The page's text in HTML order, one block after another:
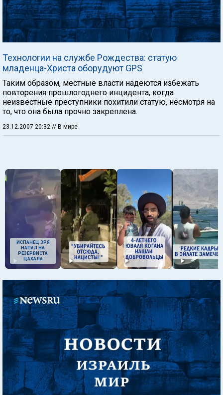
Технологии на службе Рождества: статую
младенца-Христа оборудуют GPS
Таким образом, местные власти надеются избежать
повторения прошлогоднего инцидента, когда
неизвестные преступники похитили статую, несмотря на
то, что она была прочно закреплена.
23.12.2007 20:32 // В мире
ИСПАНЕЦ ЗРЯ
НАПАЛ НА
РЕЗЕРВИСТА
ЦАХАЛА